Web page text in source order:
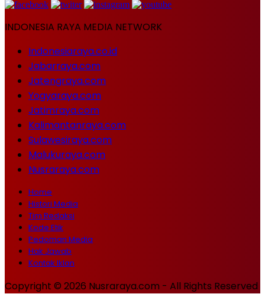
INDONESIA RAYA MEDIA NETWORK
Indonesiaraya.co.id
Jabarraya.com
Jatengraya.com
Yogyaraya.com
Jatimraya.com
Kalimantanraya.com
Sulawesiraya.com
Malukuraya.com
Nusraraya.com
Home
Histori Media
Tim Redaksi
Kode Etik
Pedoman Media
Hak Jawab
Kontak Iklan
Copyright © 2026 Nusraraya.com - All Rights Reserved